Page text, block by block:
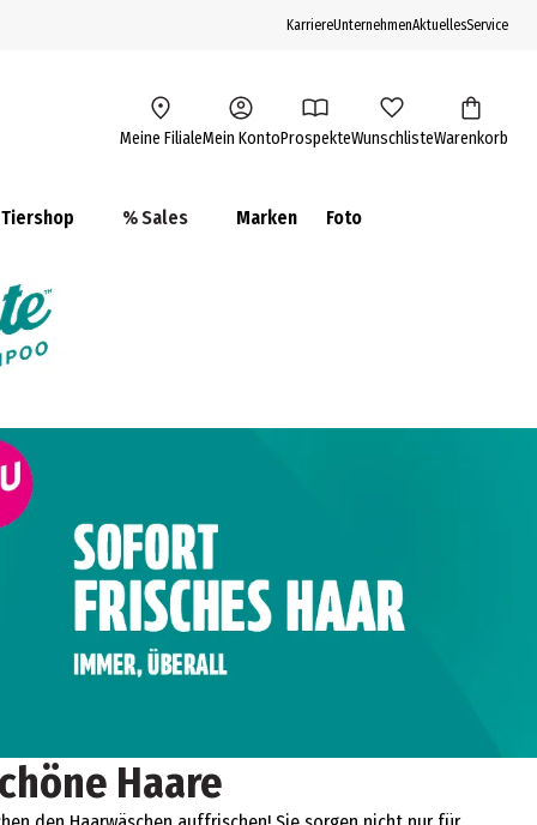
KarriereUnternehmenAktuellesService
Meine FilialeMein KontoProspekteWunschlisteWarenkorb
Tiershop % Sales Marken Foto
Haare